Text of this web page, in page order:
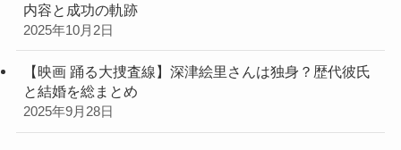
内容と成功の軌跡
2025年10月2日
【映画 踊る大捜査線】深津絵里さんは独身？歴代彼氏
と結婚を総まとめ
2025年9月28日